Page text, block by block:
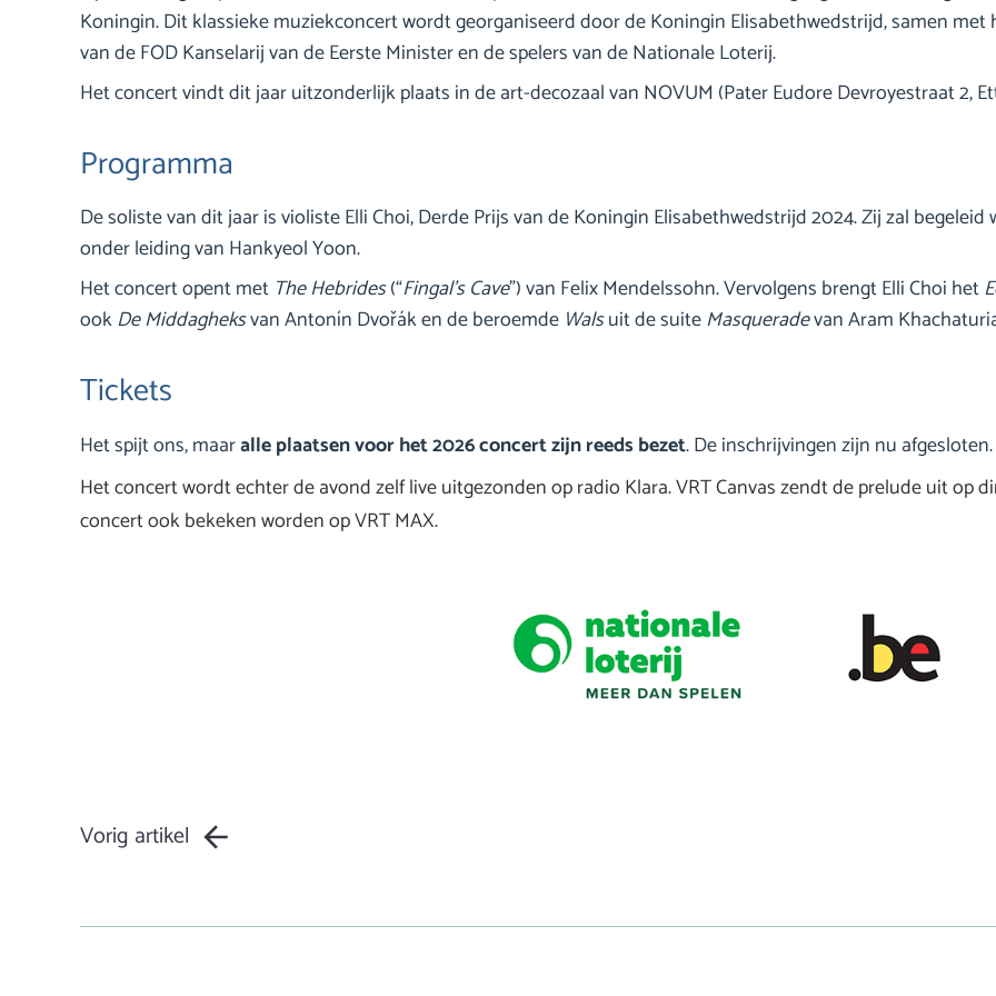
Koningin. Dit klassieke muziekconcert wordt georganiseerd door de Koningin Elisabethwedstrijd, samen
van de FOD Kanselarij van de Eerste Minister en de spelers van de Nationale Loterij.
Het concert vindt dit jaar uitzonderlijk plaats in de art-decozaal van NOVUM (Pater Eudore Devroyestraat 2,
Programma
De soliste van dit jaar is violiste Elli Choi, Derde Prijs van de Koningin Elisabethwedstrijd 2024. Zij zal
onder leiding van Hankyeol Yoon.
Het concert opent met The Hebrides(“Fingal’s Cave”) van Felix Mendelssohn. Vervolgens brengt Elli Choi het
ookDe Middagheksvan Antonín Dvořák en de beroemde Walsuit de suiteMasqueradevan Aram
Tickets
Het spijt ons, maaralle plaatsen voor het 2026 concert zijn reeds bezet. De inschrijvingen zijn nu afgesloten.
Het concert wordt echter de avond zelf live uitgezonden op radio Klara. VRT Canvas zendt de prelude uit op
concert ook bekeken worden op VRT MAX.
Vorig artikel